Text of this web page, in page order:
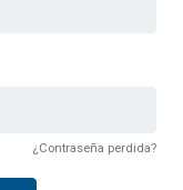
¿Contraseña perdida?